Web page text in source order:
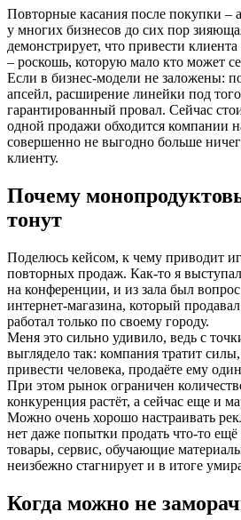
Повторные касания после покупки –
у многих бизнесов до сих пор
демонстрирует, что привести
– роскошь, которую мало кто может
Если в бизнес-модели не заложены:
апсейл, расширение линейки под
гарантированный провал. Сейчас
одной продажи обходится компании
совершенно не выгодно больше
клиенту.
Почему
тонут
Поделюсь кейсом, к чему приводит
повторных продаж. Как-то я
на конференции, и из зала был вопрос
интернет-магазина, который
работал только по своему городу.
Меня это сильно удивило, ведь с
выглядело так: компания тратит
привести человека, продаёте ему
При этом рынок ограничен
конкуренция растёт, а сейчас еще и
Можно очень хорошо настраивать
нет даже попытки продать что‑то
товары, сервис, обучающие
неизбежно стагнирует и в итоге
Когда можно не